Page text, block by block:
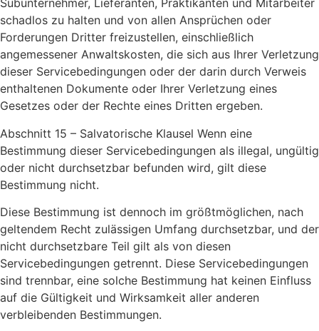
Subunternehmer, Lieferanten, Praktikanten und Mitarbeiter
schadlos zu halten und von allen Ansprüchen oder
Forderungen Dritter freizustellen, einschließlich
angemessener Anwaltskosten, die sich aus Ihrer Verletzung
dieser Servicebedingungen oder der darin durch Verweis
enthaltenen Dokumente oder Ihrer Verletzung eines
Gesetzes oder der Rechte eines Dritten ergeben.
Abschnitt 15 – Salvatorische Klausel Wenn eine
Bestimmung dieser Servicebedingungen als illegal, ungültig
oder nicht durchsetzbar befunden wird, gilt diese
Bestimmung nicht.
Diese Bestimmung ist dennoch im größtmöglichen, nach
geltendem Recht zulässigen Umfang durchsetzbar, und der
nicht durchsetzbare Teil gilt als von diesen
Servicebedingungen getrennt. Diese Servicebedingungen
sind trennbar, eine solche Bestimmung hat keinen Einfluss
auf die Gültigkeit und Wirksamkeit aller anderen
verbleibenden Bestimmungen.